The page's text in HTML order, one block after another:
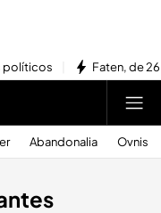
políticos Faten, de
Abandonalia Ovnis